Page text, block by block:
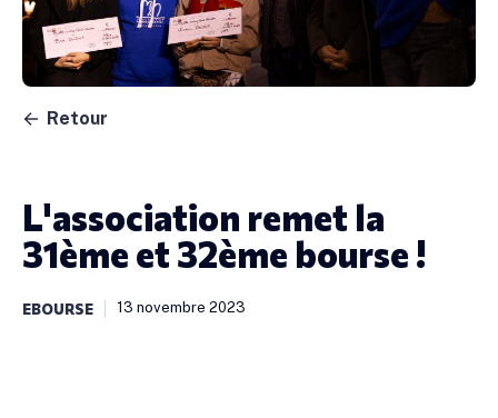
Retour
L'association remet la
31ème et 32ème bourse !
EBOURSE 13 novembre 2023